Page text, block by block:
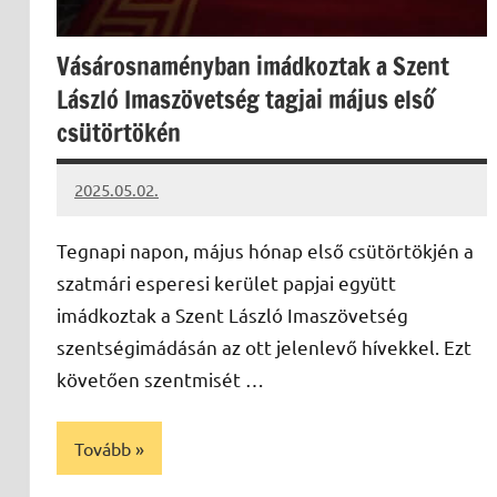
Vásárosnaményban imádkoztak a Szent
László Imaszövetség tagjai május első
csütörtökén
2025.05.02.
Leiszt
Tegnapi napon, május hónap első csütörtökjén a
szatmári esperesi kerület papjai együtt
imádkoztak a Szent László Imaszövetség
szentségimádásán az ott jelenlevő hívekkel. Ezt
követően szentmisét …
Tovább